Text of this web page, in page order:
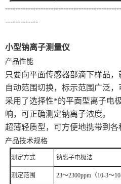
-------------
小型钠离子测量仪
产品性能
只要向平面传感器部滴下样品，
自动范围切换，标示范围广泛，
采用了选择性*的平面型离子电
响，可正确测定钠离子浓度。
超薄轻质型，可方便地携带到各
产品技术规格
测定方式 钠离子电极法
测定范围 23～2300ppm（10-3～